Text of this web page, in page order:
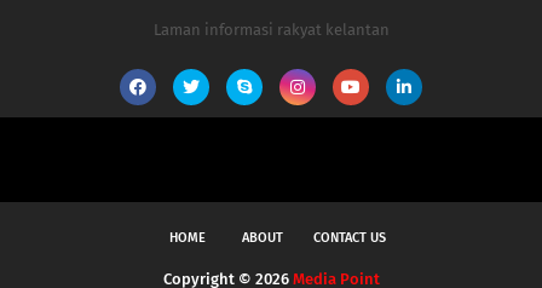
Laman informasi rakyat kelantan
HOME ABOUT CONTACT US
Copyright © 2026 Media Point